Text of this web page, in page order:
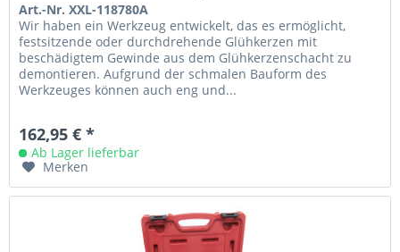
Art.-Nr. XXL-118780A
Wir haben ein Werkzeug entwickelt, das es ermöglicht,
festsitzende oder durchdrehende Glühkerzen mit
beschädigtem Gewinde aus dem Glühkerzenschacht zu
demontieren. Aufgrund der schmalen Bauform des
Werkzeuges können auch eng und...
162,95 € *
Ab Lager lieferbar
Merken